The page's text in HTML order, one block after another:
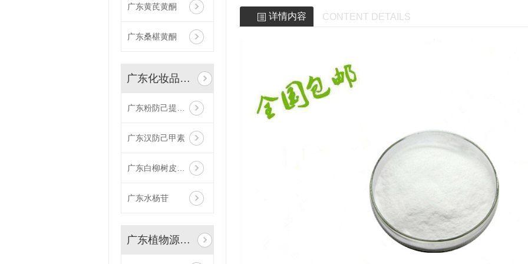
广东黄芪黄酮
广东桑椹黄酮
广东化妆品植物原料
广东粉防己提取物
广东汉防己甲素
广东白柳树皮提取物
广东水杨苷
广东植物源农药原料
详情内容 CONTENT DETAILS